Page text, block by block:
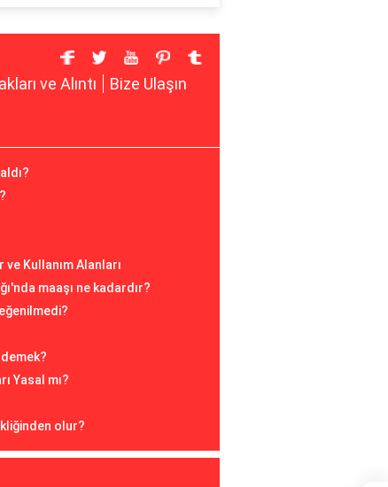
ve Alıntı Bize Ulaşın
Kullanım Alanları
maaşı ne kadardır?
Yasal mı?
olur?